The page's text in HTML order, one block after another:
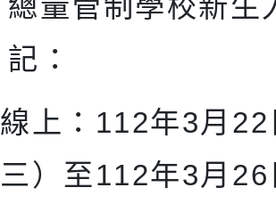
記：
線上：112年3月
三）至112年3月